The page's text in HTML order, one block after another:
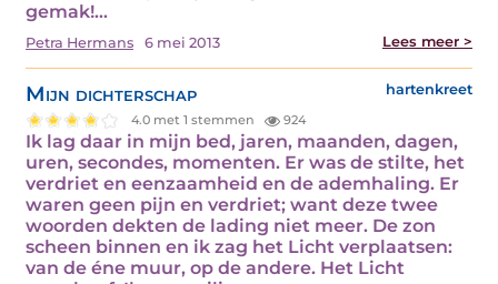
gemak!…
Petra Hermans 6 mei 2013 Lees meer >
Mijn dichterschap hartenkreet
4.0 met 1 stemmen 924
Ik lag daar in mijn bed, jaren, maanden, dagen,
uren, secondes, momenten. Er was de stilte, het
verdriet en eenzaamheid en de ademhaling. Er
waren geen pijn en verdriet; want deze twee
woorden dekten de lading niet meer. De zon
scheen binnen en ik zag het Licht verplaatsen:
van de éne muur, op de andere. Het Licht